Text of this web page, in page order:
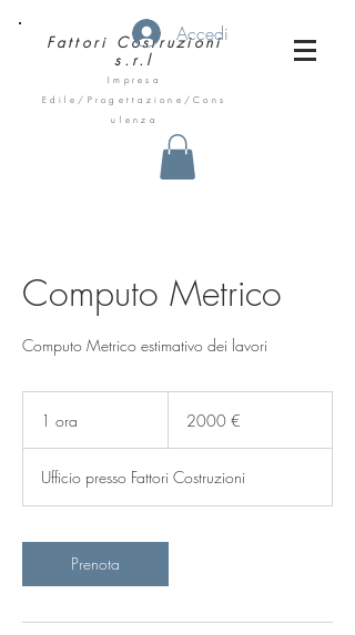
Fattori Costruzioni
s.r.l
Impresa
Edile/Progettazione/Cons
ulenza
Accedi
Computo Metrico
Computo Metrico estimativo dei lavori
1 ora 2000 €
Ufficio presso Fattori Costruzioni
Prenota